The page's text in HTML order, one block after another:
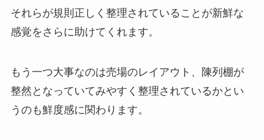
それらが規則正しく整理されていることが新鮮な
感覚をさらに助けてくれます。
もう一つ大事なのは売場のレイアウト、陳列棚が
整然となっていてみやすく整理されているかとい
うのも鮮度感に関わります。